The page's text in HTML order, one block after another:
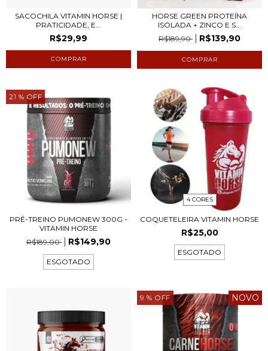
SACOCHILA VITAMIN HORSE |
PRATICIDADE, E...
R$29,99
HORSE GREEN PROTEÍNA
ISOLADA + ZINCO E S...
R$189,90
R$139,90
21 % OFF
PRÉ-TREINO PUMONEW 300G -
VITAMIN HORSE
R$189,00
R$149,90
ESGOTADO
4 CORES
COQUETELEIRA VITAMIN HORSE
R$25,00
ESGOTADO
9 % OFF NOVO